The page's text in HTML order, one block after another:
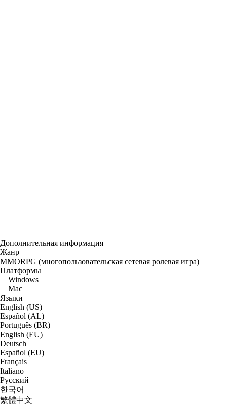
Дополнительная информация
Жанр
MMORPG (многопользовательская сетевая ролевая игра)
Платформы
Windows
Mac
Языки
English (US)
Español (AL)
Português (BR)
English (EU)
Deutsch
Español (EU)
Français
Italiano
Русский
한국어
繁體中文